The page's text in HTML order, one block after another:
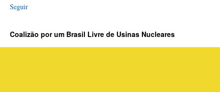
Seguir
Coalizão por um Brasil Livre de Usinas Nucleares